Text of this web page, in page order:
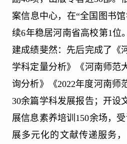
案信息中心，在“全国图书
续6年稳居河南省高校第1位
建成绩斐然：先后完成了《
学科定量分析》《河南师范
询分析》《2022年度河南师
30余篇学科发展报告；开设
展信息素养培训 150余场，
展多元化的文献传递服务